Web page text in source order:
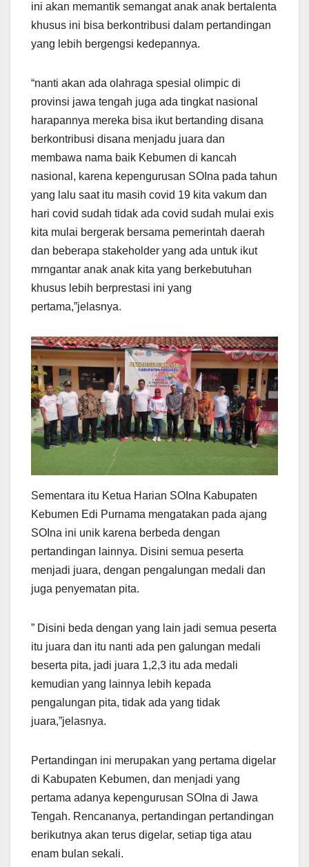
ini akan memantik semangat anak anak bertalenta
khusus ini bisa berkontribusi dalam pertandingan
yang lebih bergengsi kedepannya.
“nanti akan ada olahraga spesial olimpic di
provinsi jawa tengah juga ada tingkat nasional
harapannya mereka bisa ikut bertanding disana
berkontribusi disana menjadu juara dan
membawa nama baik Kebumen di kancah
nasional, karena kepengurusan SOIna pada tahun
yang lalu saat itu masih covid 19 kita vakum dan
hari covid sudah tidak ada covid sudah mulai exis
kita mulai bergerak bersama pemerintah daerah
dan beberapa stakeholder yang ada untuk ikut
mrngantar anak anak kita yang berkebutuhan
khusus lebih berprestasi ini yang
pertama,”jelasnya.
Sementara itu Ketua Harian SOIna Kabupaten
Kebumen Edi Purnama mengatakan pada ajang
SOIna ini unik karena berbeda dengan
pertandingan lainnya. Disini semua peserta
menjadi juara, dengan pengalungan medali dan
juga penyematan pita.
” Disini beda dengan yang lain jadi semua peserta
itu juara dan itu nanti ada pen galungan medali
beserta pita, jadi juara 1,2,3 itu ada medali
kemudian yang lainnya lebih kepada
pengalungan pita, tidak ada yang tidak
juara,”jelasnya.
Pertandingan ini merupakan yang pertama digelar
di Kabupaten Kebumen, dan menjadi yang
pertama adanya kepengurusan SOIna di Jawa
Tengah. Rencananya, pertandingan pertandingan
berikutnya akan terus digelar, setiap tiga atau
enam bulan sekali.